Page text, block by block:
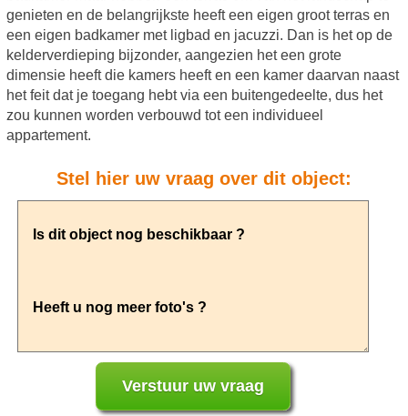
genieten en de belangrijkste heeft een eigen groot terras en
een eigen badkamer met ligbad en jacuzzi. Dan is het op de
kelderverdieping bijzonder, aangezien het een grote
dimensie heeft die kamers heeft en een kamer daarvan naast
het feit dat je toegang hebt via een buitengedeelte, dus het
zou kunnen worden verbouwd tot een individueel
appartement.
Stel hier uw vraag over dit object: